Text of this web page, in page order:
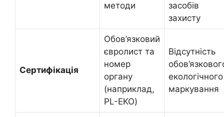
методи
засобів
захисту
Сертифікація
Обов’язковий
євролист та
номер
органу
(наприклад,
PL-EKO)
Відсутність
екологічного
маркування